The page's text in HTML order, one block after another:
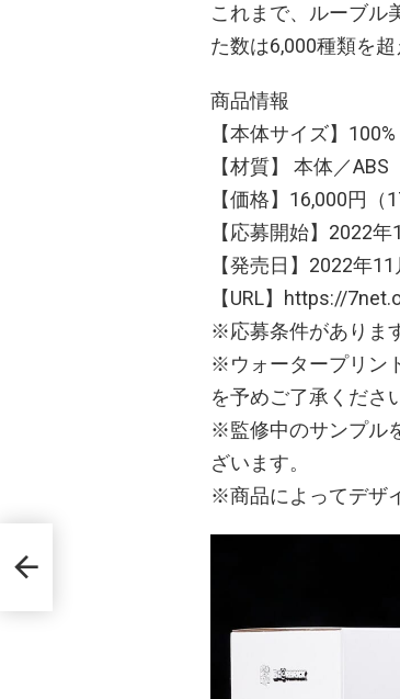
これまで、ルーブル
た数は6,000種類を
商品情報
【本体サイズ】
【材質】 本体／ABS
【価格】16,000円（
【応募開始】2022
【発売日】2022年
【URL】https://
※応募条件がありま
※ウォータープリン
を予めご了承くださ
※監修中のサンプル
ざいます。
※商品によってデザ
あ